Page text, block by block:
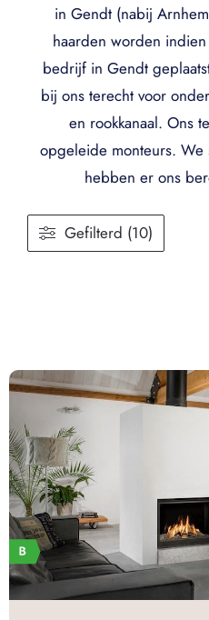
in Gendt (nabij
haarden worden
bedrijf in Gendt
bij ons terecht voor
en rookkanaal. Ons
opgeleide monteurs.
hebben er ons
Gefilterd (10)